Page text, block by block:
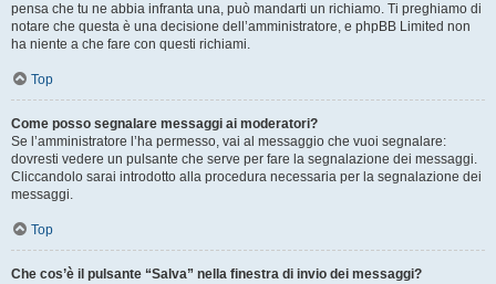
pensa che tu ne abbia infranta una, può mandarti un richiamo. Ti preghiamo di
notare che questa è una decisione dell’amministratore, e phpBB Limited non
ha niente a che fare con questi richiami.
Top
Come posso segnalare messaggi ai moderatori?
Se l’amministratore l’ha permesso, vai al messaggio che vuoi segnalare:
dovresti vedere un pulsante che serve per fare la segnalazione dei messaggi.
Cliccandolo sarai introdotto alla procedura necessaria per la segnalazione dei
messaggi.
Top
Che cos’è il pulsante “Salva” nella finestra di invio dei messaggi?